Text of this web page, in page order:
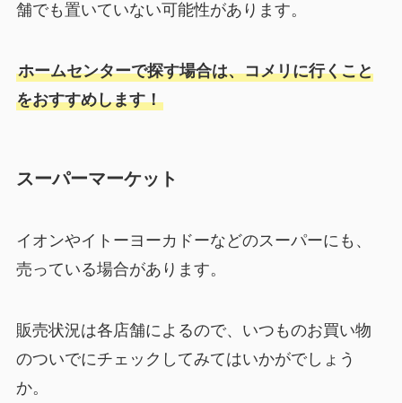
舗でも置いていない可能性があります。
ホームセンターで探す場合は、コメリに行くこと
をおすすめします！
スーパーマーケット
イオンやイトーヨーカドーなどのスーパーにも、
売っている場合があります。
販売状況は各店舗によるので、いつものお買い物
のついでにチェックしてみてはいかがでしょう
か。